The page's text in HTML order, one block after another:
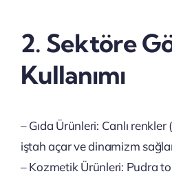
2. Sektöre
Kullanımı
– Gıda Ürünleri: Canlı renkler
iştah açar ve dinamizm
– Kozmetik Ürünleri: Pudra